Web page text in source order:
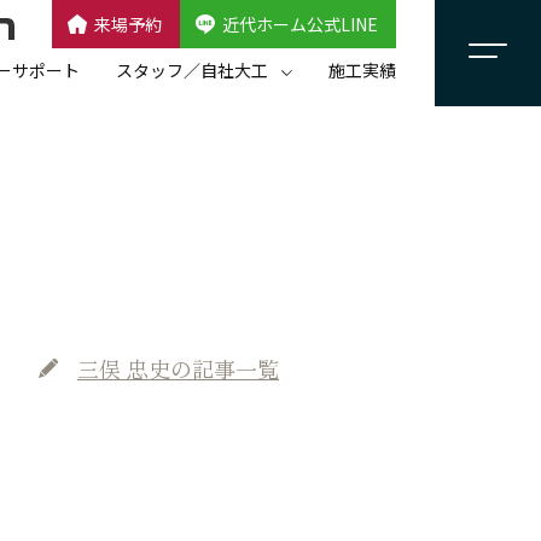
来場予約
近代ホーム公式LINE
サポート スタッフ／自社大工 施工実績
近代ホーム公式LINE
CLOSE×
三俣 忠史の記事一覧